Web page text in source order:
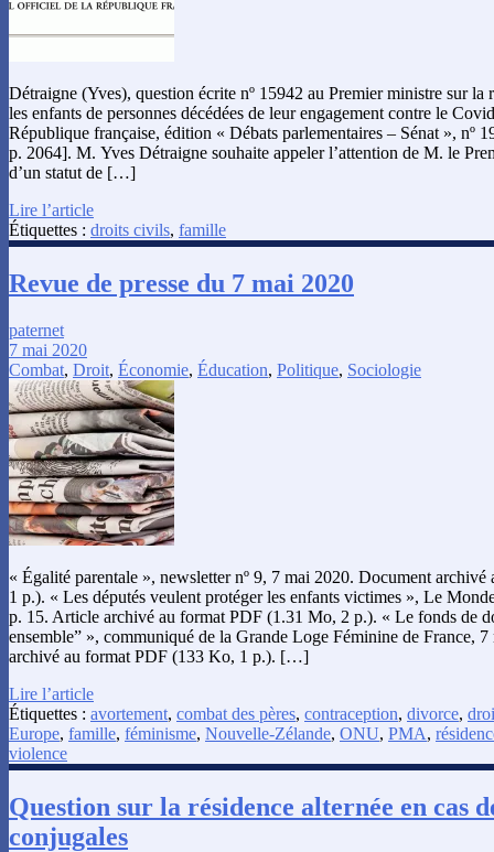
Détraigne (Yves), question écrite nº 15942 au Premier ministre sur la
les enfants de personnes décédées de leur engagement contre le
République française, édition « Débats parlementaires – Sénat », nº
p. 2064]. M. Yves Détraigne souhaite appeler l’attention de M. le
d’un statut de […]
Lire l’article
Étiquettes : droits civils, famille
Revue de presse du 7 mai 2020
paternet
7 mai 2020
Combat, Droit, Économie, Éducation, Politique, Sociologie
« Égalité parentale », newsletter nº 9, 7 mai 2020. Document
1 p.). « Les députés veulent protéger les enfants victimes », Le
p. 15. Article archivé au format PDF (1.31 Mo, 2 p.). « Le fonds de
ensemble” », communiqué de la Grande Loge Féminine de France,
archivé au format PDF (133 Ko, 1 p.). […]
Lire l’article
Étiquettes : avortement, combat des pères, contraception, divorce,
Europe, famille, féminisme, Nouvelle-Zélande, ONU, PMA,
violence
Question sur la résidence alternée en cas
conjugales